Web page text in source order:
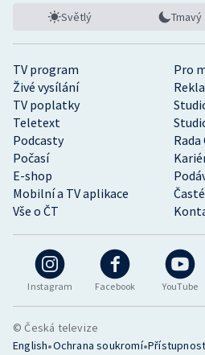
Instagram Facebook YouTube
TV program
Pro
Živé vysílání
TV poplatky
Teletext
Podcasty
Rada
Počasí
E-shop
Mobilní a TV aplikace
Vše o ČT
Světlý Tmavý
© Česká televize
English•Ochrana soukromí•Přístupnost